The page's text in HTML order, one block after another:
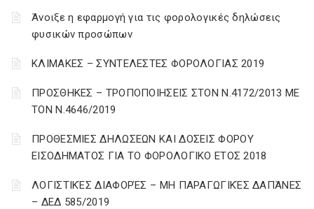
Άνοιξε η εφαρμογή για τις φορολογικές δηλώσεις
φυσικών προσώπων
ΚΛΙΜΑΚΕΣ – ΣΥΝΤΕΛΕΣΤΕΣ ΦΟΡΟΛΟΓΙΑΣ 2019
ΠΡΟΣΘΗΚΕΣ – ΤΡΟΠΟΠΟΙΗΣΕΙΣ ΣΤΟΝ Ν.4172/2013 ΜΕ
ΤΟΝ Ν.4646/2019
ΠΡΟΘΕΣΜΙΕΣ ΔΗΛΩΣΕΩΝ ΚΑΙ ΔΟΣΕΙΣ ΦΟΡΟΥ
ΕΙΣΟΔΗΜΑΤΟΣ ΓΙΑ ΤΟ ΦΟΡΟΛΟΓΙΚΟ ΕΤΟΣ 2018
ΛΟΓΙΣΤΙΚΈΣ ΔΙΑΦΟΡΈΣ – ΜΗ ΠΑΡΑΓΩΓΙΚΈΣ ΔΑΠΆΝΕΣ
– ΔΕΔ 585/2019